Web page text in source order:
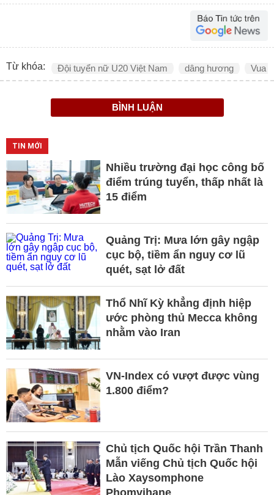
Từ khóa: Đội tuyển nữ U20 Việt Nam dâng hương Vua
BÌNH LUẬN
TIN MỚI
Nhiều trường đại học công bố
điểm trúng tuyển, thấp nhất là
15 điểm
Quảng Trị: Mưa lớn gây ngập
cục bộ, tiềm ẩn nguy cơ lũ
quét, sạt lở đất
Thổ Nhĩ Kỳ khẳng định hiệp
ước phòng thủ Mecca không
nhằm vào Iran
VN-Index có vượt được vùng
1.800 điểm?
Chủ tịch Quốc hội Trần Thanh
Mẫn viếng Chủ tịch Quốc hội
Lào Xaysomphone
Phomvihane